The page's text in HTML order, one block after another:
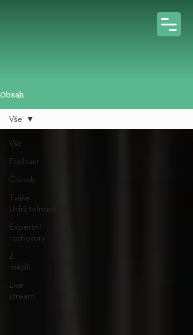
Obsah
Vše
Podcast
Článek
Tváře
Udržitelnosti
Expertní
rozhovory
Z
médií
Live
stream
Vše